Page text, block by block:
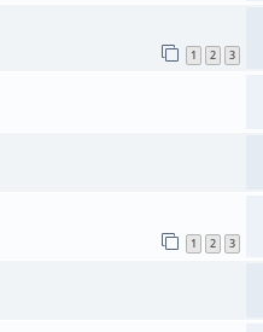
1 2 3
1 2 3